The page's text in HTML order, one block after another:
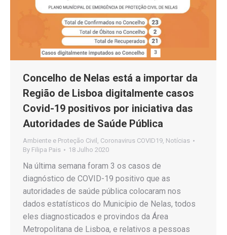
Concelho de Nelas está a importar da
Região de Lisboa digitalmente casos
Covid-19 positivos por iniciativa das
Autoridades de Saúde Pública
Ambiente e Proteção Civil , Coronavirus COVID19, Notícias
By Filipa Pais 18 Julho 2020
Na última semana foram 3 os casos de
diagnóstico de COVID-19 positivo que as
autoridades de saúde pública colocaram nos
dados estatísticos do Município de Nelas, todos
eles diagnosticados e provindos da Área
Metropolitana de Lisboa, e relativos a pessoas